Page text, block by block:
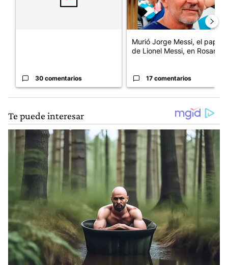
30 comentarios
Murió Jorge Messi, el papá
de Lionel Messi, en Rosario
17 comentarios